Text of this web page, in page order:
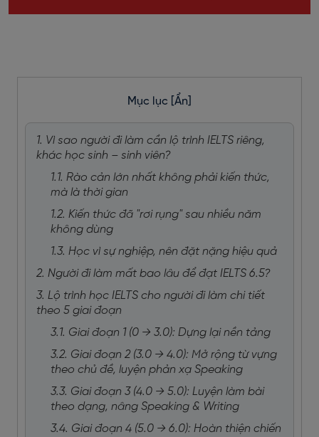
Mục lục [Ẩn]
1. Vì sao người đi làm cần lộ trình IELTS riêng,
khác học sinh – sinh viên?
1.1. Rào cản lớn nhất không phải kiến thức,
mà là thời gian
1.2. Kiến thức đã "rơi rụng" sau nhiều năm
không dùng
1.3. Học vì sự nghiệp, nên đặt nặng hiệu quả
2. Người đi làm mất bao lâu để đạt IELTS 6.5?
3. Lộ trình học IELTS cho người đi làm chi tiết
theo 5 giai đoạn
3.1. Giai đoạn 1 (0 → 3.0): Dựng lại nền tảng
3.2. Giai đoạn 2 (3.0 → 4.0): Mở rộng từ vựng
theo chủ đề, luyện phản xạ Speaking
3.3. Giai đoạn 3 (4.0 → 5.0): Luyện làm bài
theo dạng, nâng Speaking & Writing
3.4. Giai đoạn 4 (5.0 → 6.0): Hoàn thiện chiến